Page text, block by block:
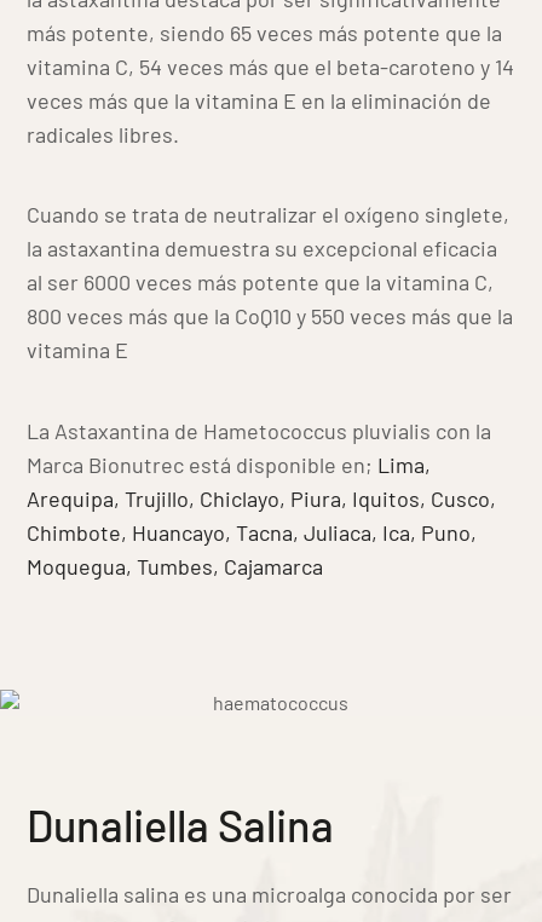
más potente, siendo 65 veces más potente que la
vitamina C, 54 veces más que el beta-caroteno y 14
veces más que la vitamina E en la eliminación de
radicales libres.
Cuando se trata de neutralizar el oxígeno singlete,
la astaxantina demuestra su excepcional eficacia
al ser 6000 veces más potente que la vitamina C,
800 veces más que la CoQ10 y 550 veces más que la
vitamina E
La Astaxantina de Hametococcus pluvialis con la
Marca Bionutrec está disponible en; Lima,
Arequipa, Trujillo, Chiclayo, Piura, Iquitos, Cusco,
Chimbote, Huancayo, Tacna, Juliaca, Ica, Puno,
Moquegua, Tumbes, Cajamarca
Dunaliella Salina
Dunaliella salina es una microalga conocida por ser
NUESTROS PRODUCTOS
Cuidado Personal